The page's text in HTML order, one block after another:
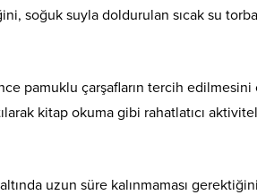
soğuk suyla doldurulan sıcak su
pamuklu çarşafların tercih
kitap okuma gibi rahatlatıcı
uzun süre kalınmaması gerektiğini